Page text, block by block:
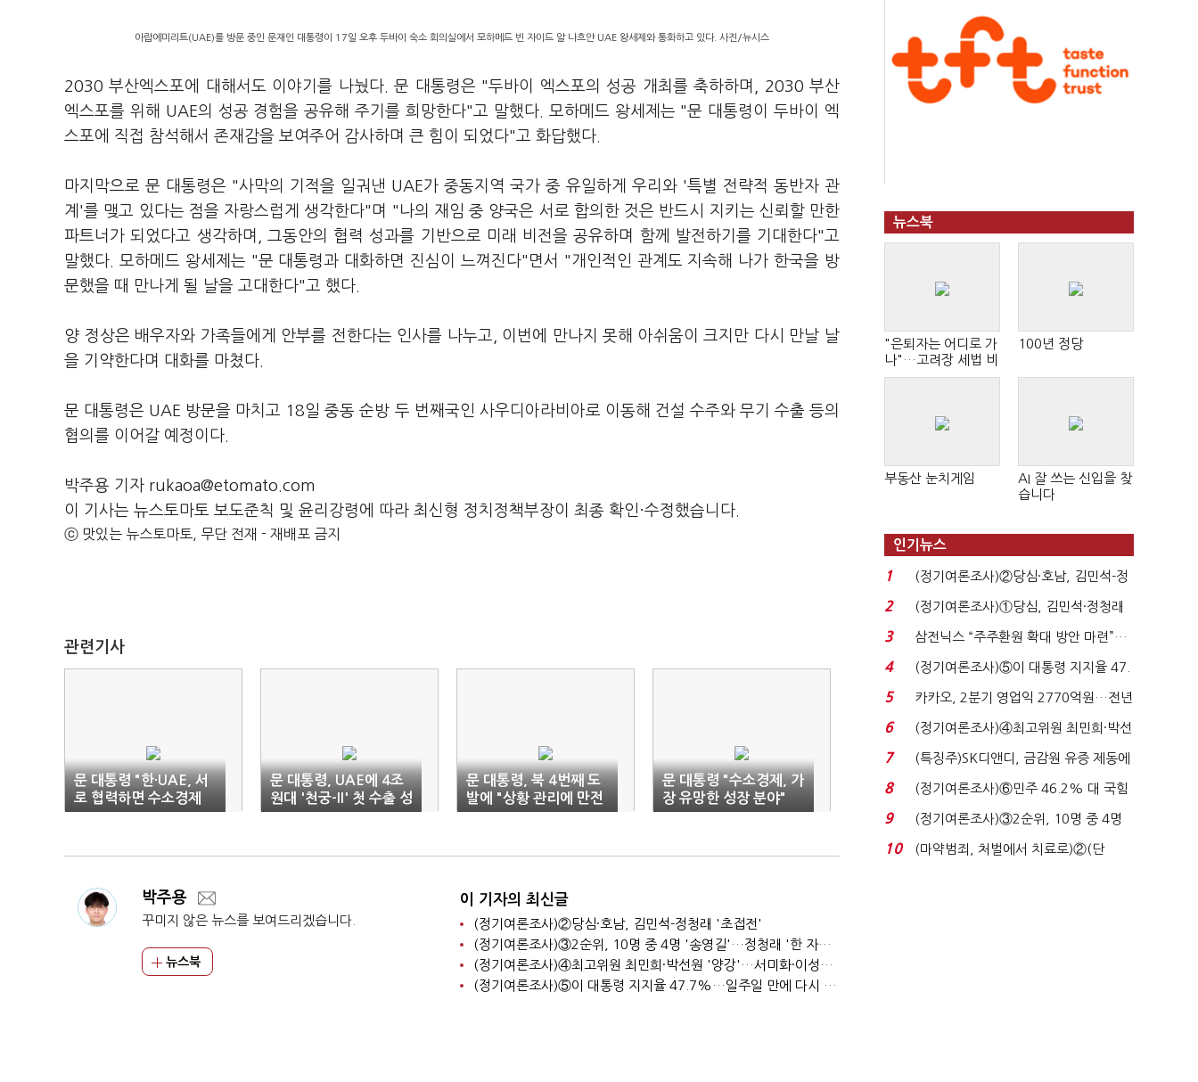
아랍에미리트(UAE)를 방문 중인 문재인 대통령이 17일 오후 두바이 숙소 회의실에서 모하메드 빈 자이드 알 나흐얀 UAE 왕세제와 통화하고 있다. 사진/뉴시스
2030 부산엑스포에 대해서도 이야기를 나눴다. 문 대통령은 "두바이 엑스포의 성공 개최를 축하하며, 2030 부산
엑스포를 위해 UAE의 성공 경험을 공유해 주기를 희망한다"고 말했다. 모하메드 왕세제는 "문 대통령이 두바이 엑
스포에 직접 참석해서 존재감을 보여주어 감사하며 큰 힘이 되었다"고 화답했다.
마지막으로 문 대통령은 "사막의 기적을 일궈낸 UAE가 중동지역 국가 중 유일하게 우리와 '특별 전략적 동반자 관
계'를 맺고 있다는 점을 자랑스럽게 생각한다"며 "나의 재임 중 양국은 서로 합의한 것은 반드시 지키는 신뢰할 만한
파트너가 되었다고 생각하며, 그동안의 협력 성과를 기반으로 미래 비전을 공유하며 함께 발전하기를 기대한다"고
말했다. 모하메드 왕세제는 "문 대통령과 대화하면 진심이 느껴진다"면서 "개인적인 관계도 지속해 나가 한국을 방
문했을 때 만나게 될 날을 고대한다"고 했다.
양 정상은 배우자와 가족들에게 안부를 전한다는 인사를 나누고, 이번에 만나지 못해 아쉬움이 크지만 다시 만날 날
을 기약한다며 대화를 마쳤다.
문 대통령은 UAE 방문을 마치고 18일 중동 순방 두 번째국인 사우디아라비아로 이동해 건설 수주와 무기 수출 등의
협의를 이어갈 예정이다.
박주용 기자 rukaoa@etomato.com
이 기사는 뉴스토마토 보도준칙 및 윤리강령에 따라 최신형 정치정책부장이 최종 확인·수정했습니다.
ⓒ 맛있는 뉴스토마토, 무단 전재 - 재배포 금지
관련기사
문 대통령 "한·UAE, 서
로 협력하면 수소경제
선도"
문 대통령, UAE에 4조
원대 '천궁-II' 첫 수출 성
사
문 대통령, 북 4번째 도
발에 "상황 관리에 만전
기하라"
문 대통령 "수소경제, 가
장 유망한 성장 분야"
박주용
꾸미지 않은 뉴스를 보여드리겠습니다.
뉴스북
이 기자의 최신글
(정기여론조사)②당심·호남, 김민석-정청래 '초접전'
(정기여론조사)③2순위, 10명 중 4명 '송영길'…정청래 '한 자릿수'
(정기여론조사)④최고위원 최민희·박선원 '양강'…서미화·이성윤·임미애 뒤이어
(정기여론조사)⑤이 대통령 지지율 47.7%…일주일 만에 다시 40%대
뉴스북
"은퇴자는 어디로 가
나"…고려장 세법 비
판 확산
100년 정당
부동산 눈치게임
AI 잘 쓰는 신입을 찾
습니다
인기뉴스
1
(정기여론조사)②당심·호남, 김민석-정
청래 '초접전'...
2
(정기여론조사)①당심, 김민석·정청래
'초접전'…대통령 ...
3
삼전닉스 “주주환원 확대 방안 마련”…
로이터에 성명...
4
(정기여론조사)⑤이 대통령 지지율 47.
7%…일주일 만에 ...
5
카카오, 2분기 영업익 2770억원…전년
비 36% 증가...
6
(정기여론조사)④최고위원 최민희·박선
원 '양강'…서미...
7
(특징주)SK디앤디, 금감원 유증 제동에
장 초반 상한가...
8
(정기여론조사)⑥민주 46.2% 대 국힘
31.0%…오차범위 밖 ...
9
(정기여론조사)③2순위, 10명 중 4명
'송영길'…정청래 '한 ...
10
(마약범죄, 처벌에서 치료로)②(단